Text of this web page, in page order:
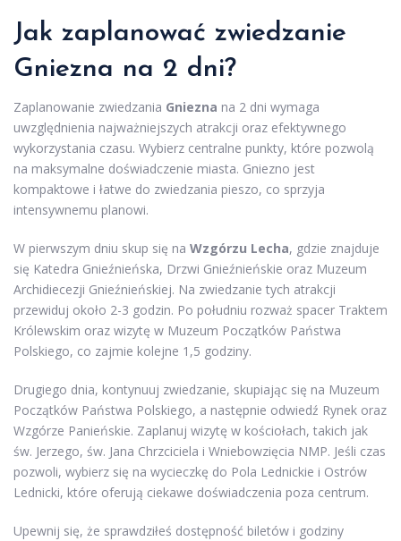
Jak zaplanować zwiedzanie
Gniezna na 2 dni?
Zaplanowanie zwiedzania Gniezna na 2 dni wymaga
uwzględnienia najważniejszych atrakcji oraz efektywnego
wykorzystania czasu. Wybierz centralne punkty, które pozwolą
na maksymalne doświadczenie miasta. Gniezno jest
kompaktowe i łatwe do zwiedzania pieszo, co sprzyja
intensywnemu planowi.
W pierwszym dniu skup się na Wzgórzu Lecha, gdzie znajduje
się Katedra Gnieźnieńska, Drzwi Gnieźnieńskie oraz Muzeum
Archidiecezji Gnieźnieńskiej. Na zwiedzanie tych atrakcji
przewiduj około 2-3 godzin. Po południu rozważ spacer Traktem
Królewskim oraz wizytę w Muzeum Początków Państwa
Polskiego, co zajmie kolejne 1,5 godziny.
Drugiego dnia, kontynuuj zwiedzanie, skupiając się na Muzeum
Początków Państwa Polskiego, a następnie odwiedź Rynek oraz
Wzgórze Panieńskie. Zaplanuj wizytę w kościołach, takich jak
św. Jerzego, św. Jana Chrzciciela i Wniebowzięcia NMP. Jeśli czas
pozwoli, wybierz się na wycieczkę do Pola Lednickie i Ostrów
Lednicki, które oferują ciekawe doświadczenia poza centrum.
Upewnij się, że sprawdziłeś dostępność biletów i godziny